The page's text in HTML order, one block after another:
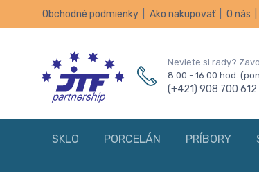
Obchodné podmienky Ako nakupovať O nás
Neviete si rady?
8.00 - 16.00 hod.
(+421) 908 700 612
SKLO PORCELÁN PRÍBORY